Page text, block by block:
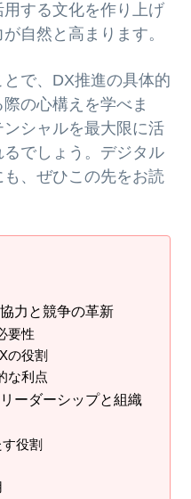
する文化を作り上げ
自然と高まります。
で、DX推進の具体的
の心構えを学べま
シャルを最大限に活
でしょう。デジタル
、ぜひこの先をお読
力と競争の革新
要性
の役割
な利点
ーダーシップと組織
役割